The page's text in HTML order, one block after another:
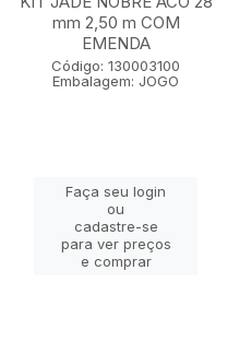
mm 2,50 m COM
EMENDA
Código: 130003100
Embalagem: JOGO
Faça seu login
ou
cadastre-se
para ver preços
e comprar